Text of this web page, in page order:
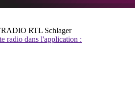
RTL Schlager
radio dans l'application :